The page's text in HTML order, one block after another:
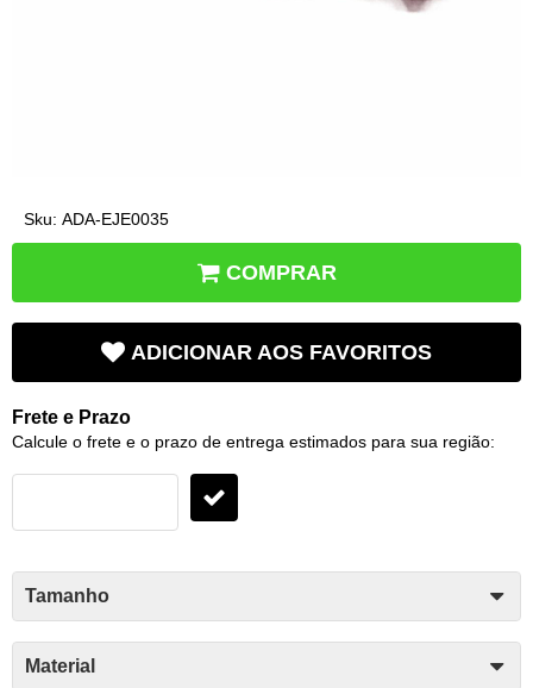
Sku: ADA-EJE0035
COMPRAR
ADICIONAR AOS FAVORITOS
Frete e Prazo
Calcule o frete e o prazo de entrega estimados para sua região:
Tamanho
Material